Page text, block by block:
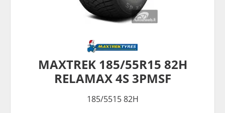
MAXTREK 185/55R15 82H
RELAMAX 4S 3PMSF
185/5515 82H